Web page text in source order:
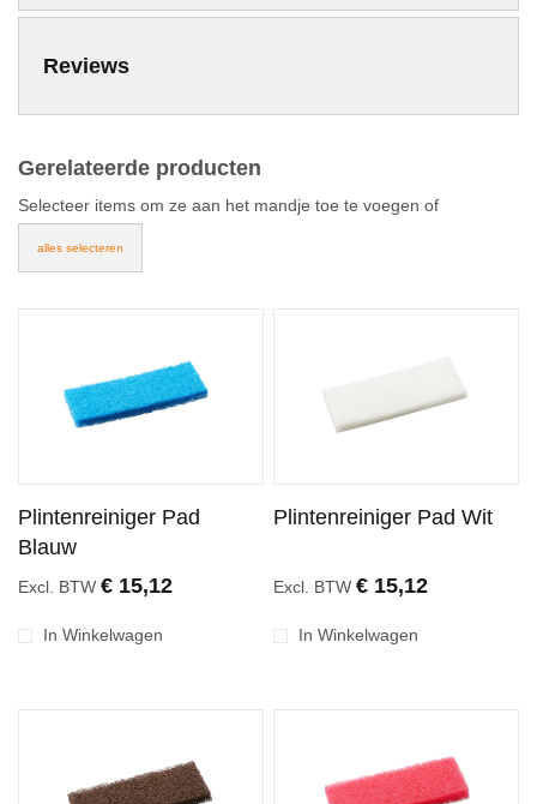
Reviews
Gerelateerde producten
Selecteer items om ze aan het mandje toe te voegen of
alles selecteren
Plintenreiniger Pad
Blauw
Excl. BTW € 15,12
In Winkelwagen
Plintenreiniger Pad Wit
Excl. BTW€ 15,12
In Winkelwagen